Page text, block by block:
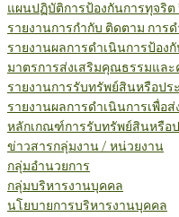
แผนปฏิบัติการป้องกันการทุจริต
รายงานการกำกับ ติดตาม การ
รายงานผลการดำเนินการป้อง
มาตรการส่งเสริมคุณธรรมแล
รายงานการรับทรัพย์สินหรือป
รายงานผลการดำเนินการเพื่อ
หลักเกณฑ์การรับทรัพย์สินหรือ
ข่าวสารกลุ่มงาน / หน่วยงาน
กลุ่มอำนวยการ
กลุ่มบริหารงานบุคคล
นโยบายการบริหารงานบุคคล